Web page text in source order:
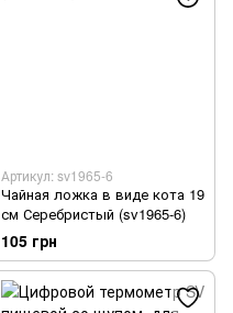
Артикул: sv1965-6
Чайная ложка в виде кота 19
см Серебристый (sv1965-6)
105 грн